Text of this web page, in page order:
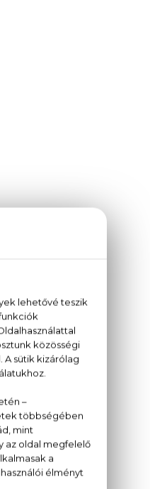
Fiori
Lancome
Idole
EDP